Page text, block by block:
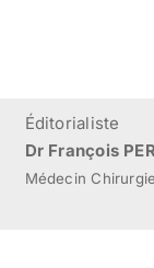
Éditorialiste
Dr François
Médecin